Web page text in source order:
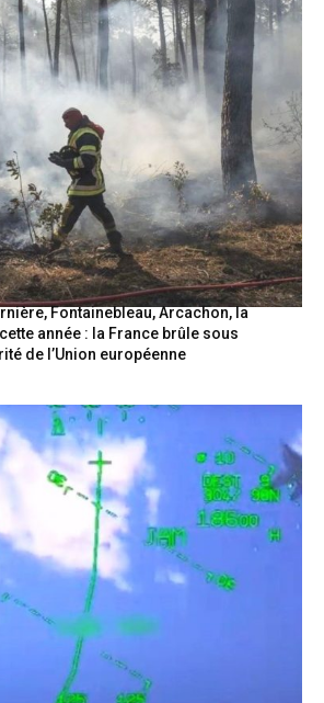
Fontainebleau, Arcachon, la
année : la France brûle sous
de l’Union européenne